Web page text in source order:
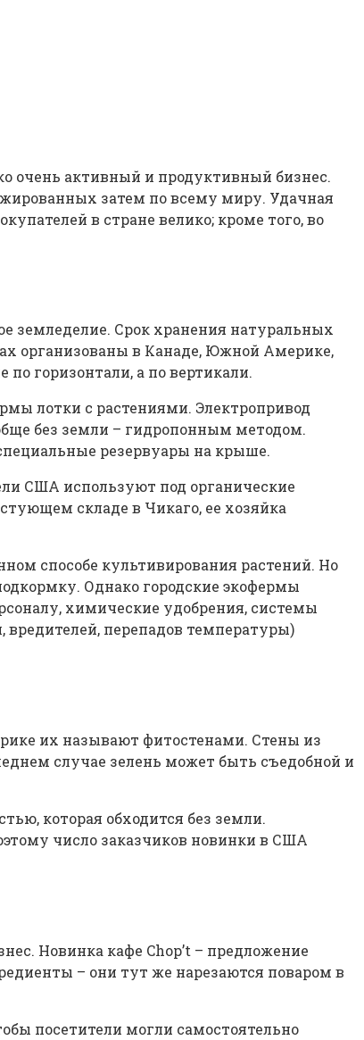
очень активный и продуктивный бизнес.
затем по всему миру. Удачная
в стране велико; кроме того, во
земледелие. Срок хранения натуральных
организованы в Канаде, Южной Америке,
горизонтали, а по вертикали.
лотки с растениями. Электропривод
без земли – гидропонным методом.
резервуары на крыше.
США используют под органические
складе в Чикаго, ее хозяйка
способе культивирования растений. Но
Однако городские экофермы
химические удобрения, системы
вредителей, перепадов температуры)
их называют фитостенами. Стены из
случае зелень может быть съедобной и
которая обходится без земли.
число заказчиков новинки в США
Новинка кафе Chop’t – предложение
– они тут же нарезаются поваром в
посетители могли самостоятельно